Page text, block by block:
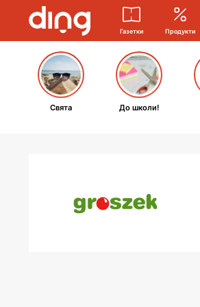
Газетки Продукти
Свята До школи!